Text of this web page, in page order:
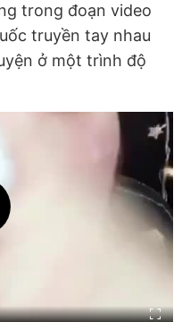
trong đoạn video
truyền tay nhau
ở một trình độ